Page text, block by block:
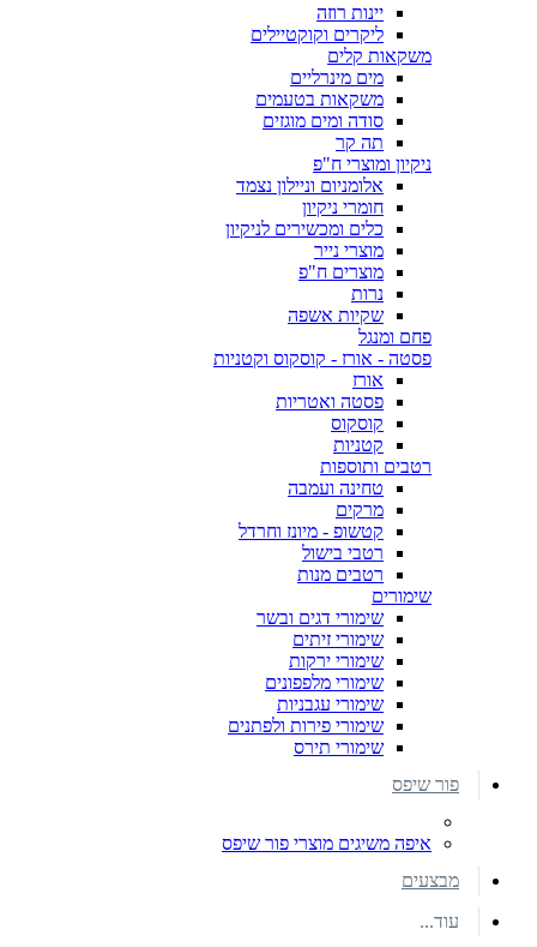
יינות רוזה
ליקרים וקוקטיילים
משקאות קלים
מים מינרליים
משקאות בטעמים
סודה ומים מוגזים
תה קר
ניקיון ומוצרי ח"פ
אלומניום וניילון נצמד
חומרי ניקיון
כלים ומכשירים לניקיון
מוצרי נייר
מוצרים ח"פ
נרות
שקיות אשפה
פחם ומנגל
פסטה - אורז - קוסקוס וקטניות
אורז
פסטה ואטריות
קוסקוס
קטניות
רטבים ותוספות
טחינה ועמבה
מרקים
קטשופ - מיונז וחרדל
רטבי בישול
רטבים מנות
שימורים
שימורי דגים ובשר
שימורי זיתים
שימורי ירקות
שימורי מלפפונים
שימורי עגבניות
שימורי פירות ולפתנים
שימורי תירס
פור שיפס
איפה משיגים מוצרי פור שיפס
מבצעים
עוד...